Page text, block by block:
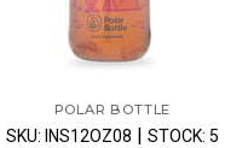
POLAR BOTTLE
SKU: INS12OZ08 | STOCK: 5